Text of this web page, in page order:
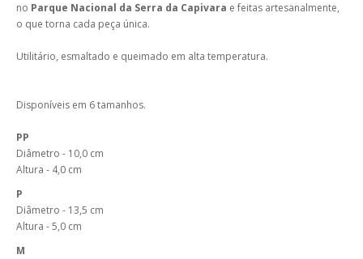
no Parque Nacional da Serra da Capivara e feitas artesanalmente,
o que torna cada peça única.
Utilitário, esmaltado e queimado em alta temperatura.
Disponíveis em 6 tamanhos.
PP
Diâmetro - 10,0 cm
Altura - 4,0 cm
P
Diâmetro - 13,5 cm
Altura - 5,0 cm
M